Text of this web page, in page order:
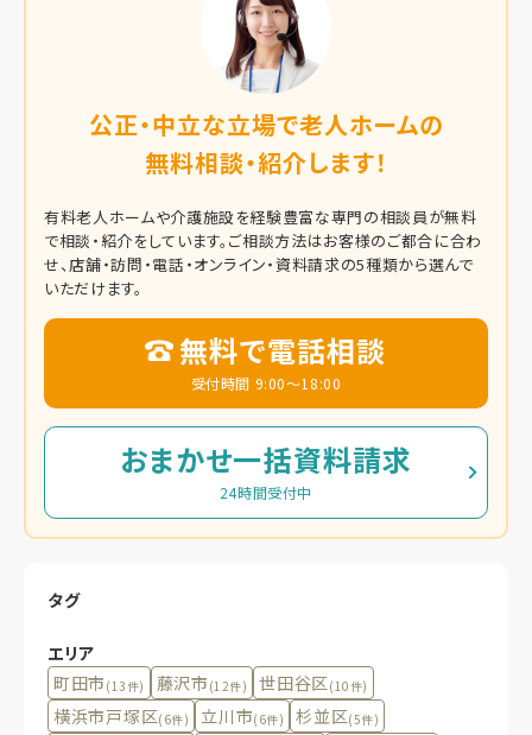
公正・中立な立場で老人ホームの
無料相談・紹介します！
有料老人ホームや介護施設を経験豊富な専門の相談員が無料
で相談・紹介をしています。 ご相談方法はお客様のご都合に合わ
せ、店舗・訪問・電話・オンライン・資料請求の5種類から選んで
いただけます。
無料で電話相談
受付時間 9:00～18:00
おまかせ一括資料請求
24時間受付中
タグ
エリア
町田市 (13件) 藤沢市 (12件) 世田谷区(10件)
横浜市戸塚区(6件) 立川市(6件) 杉並区(5件)